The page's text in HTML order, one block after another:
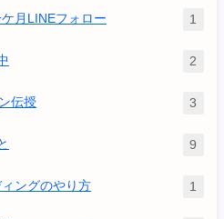
月LINEフォロー 1
2
伝授 3
9
ングのやり方 1